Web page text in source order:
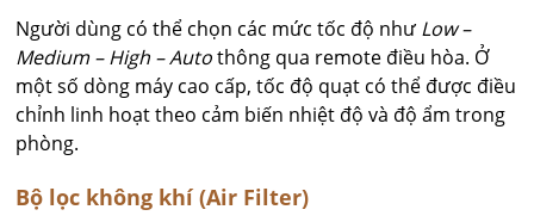
Người dùng có thể chọn các mức tốc độ như Low –
Medium – High – Autothông qua remote điều hòa. Ở
một số dòng máy cao cấp, tốc độ quạt có thể được điều
chỉnh linh hoạt theo cảm biến nhiệt độ và độ ẩm trong
phòng.
Bộ lọc không khí (Air Filter)